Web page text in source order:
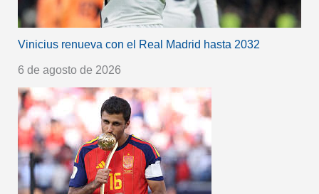
Vinicius renueva con el Real Madrid hasta 2032
6 de agosto de 2026